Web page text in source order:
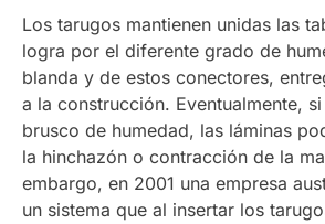
Los tarugos mantienen unidas las
logra por el diferente grado de
blanda y de estos conectores,
a la construcción. Eventualmente,
brusco de humedad, las láminas
la hinchazón o contracción de la
embargo, en 2001 una empresa
un sistema que al insertar los